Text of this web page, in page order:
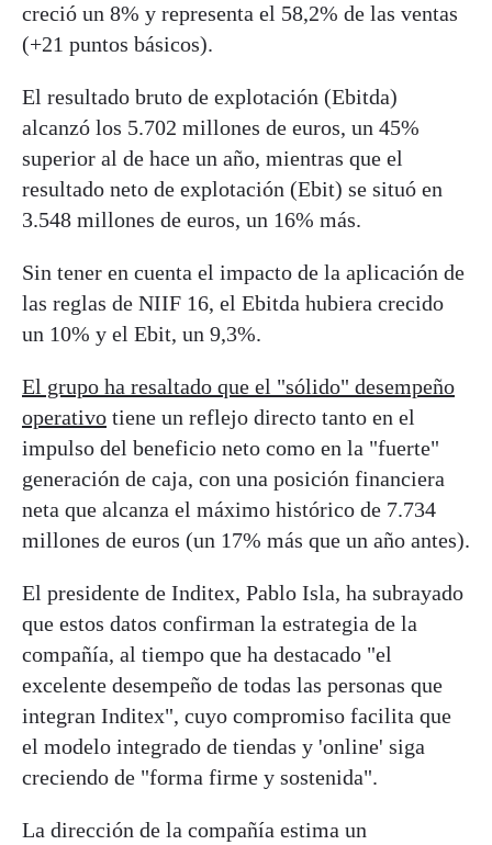
creció un 8% y representa el 58,2% de las ventas
(+21 puntos básicos).
El resultado bruto de explotación (Ebitda)
alcanzó los 5.702 millones de euros, un 45%
superior al de hace un año, mientras que el
resultado neto de explotación (Ebit) se situó en
3.548 millones de euros, un 16% más.
Sin tener en cuenta el impacto de la aplicación de
las reglas de NIIF 16, el Ebitda hubiera crecido
un 10% y el Ebit, un 9,3%.
El grupo ha resaltado que el "sólido" desempeño
operativo tiene un reflejo directo tanto en el
impulso del beneficio neto como en la "fuerte"
generación de caja, con una posición financiera
neta que alcanza el máximo histórico de 7.734
millones de euros (un 17% más que un año antes).
El presidente de Inditex, Pablo Isla, ha subrayado
que estos datos confirman la estrategia de la
compañía, al tiempo que ha destacado "el
excelente desempeño de todas las personas que
integran Inditex", cuyo compromiso facilita que
el modelo integrado de tiendas y 'online' siga
creciendo de "forma firme y sostenida".
La dirección de la compañía estima un